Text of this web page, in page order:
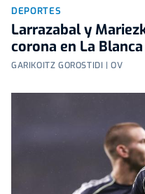
DEPORTES
Larrazabal y
corona en La Blanca
GARIKOITZ GOROSTIDI | OV